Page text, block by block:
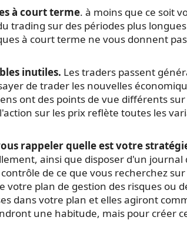
à court terme. à moins que ce soit
trading sur des périodes plus
à court terme ne vous donnent
inutiles. Les traders passent
de trader les nouvelles
ont des points de vue différents
sur les prix reflète toutes les
rappeler quelle est votre
ainsi que disposer d'un
de ce que vous recherchez
votre plan de gestion des risques ou
dans votre plan et elles agiront
une habitude, mais pour créer